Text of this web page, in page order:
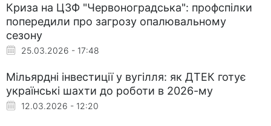
Криза на ЦЗФ "Червоноградська": профспілки
попередили про загрозу опалювальному
сезону
25.03.2026 - 17:48
Мільярдні інвестиції у вугілля: як ДТЕК готує
українські шахти до роботи в 2026-му
12.03.2026 - 12:20